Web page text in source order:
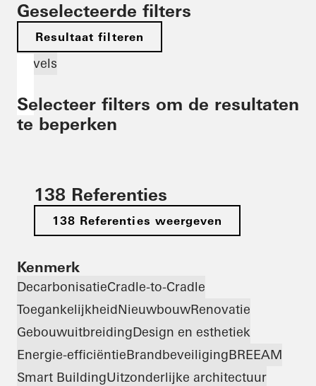
Geselecteerde filters
Resultaat filteren
Gevels
Selecteer filters om de resultaten
te beperken
138 Referenties
138 Referenties weergeven
Kenmerk
DecarbonisatieCradle-to-Cradle
ToegankelijkheidNieuwbouwRenovatie
GebouwuitbreidingDesign en esthetiek
Energie-efficiëntieBrandbeveiligingBREEAM
Smart BuildingUitzonderlijke architectuur